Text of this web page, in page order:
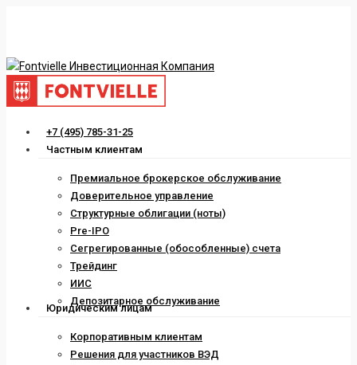
content
Menu
+7 (495) 785-31-25
Частным клиентам
Премиальное брокерское обслуживание
Доверительное управление
Структурные облигации (ноты)
Pre-IPO
Сегрегированные (обособленные) счета
Трейдинг
ИИС
Депозитарное обслуживание
Юридическим лицам
Корпоративным клиентам
Решения для участников ВЭД